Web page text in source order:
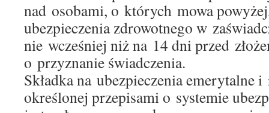
nad osobami, o których mowa
ubezpieczenia zdrowotnego w
nie wcześniej niż na 14 dni przed
o przyznanie świadczenia.
Składka na ubezpieczenia emerytalne
określonej przepisami o systemie